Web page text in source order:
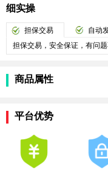
细实操
担保交易
自动
担保交易，安全保证，有问题
商品属性
平台优势